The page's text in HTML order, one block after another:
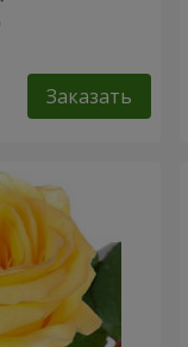
Заказать